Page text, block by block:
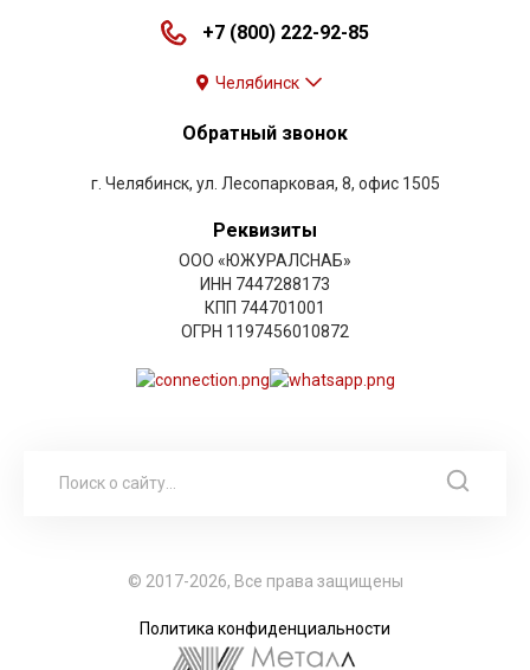
+7 (800) 222-92-85
Челябинск
Обратный звонок
г. Челябинск, ул. Лесопарковая, 8, офис 1505
Реквизиты
ООО «ЮЖУРАЛСНАБ»
ИНН 7447288173
КПП 744701001
ОГРН 1197456010872
© 2017-2026, Все права защищены
Политика конфиденциальности